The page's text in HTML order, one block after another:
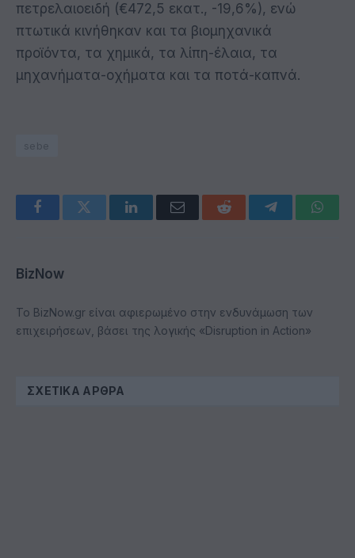
πετρελαιοειδή (€472,5 εκατ., -19,6%), ενώ
πτωτικά κινήθηκαν και τα βιομηχανικά
προϊόντα, τα χημικά, τα λίπη-έλαια, τα
μηχανήματα-οχήματα και τα ποτά-καπνά.
sebe
FacebookTwitter LinkedInEmail Reddit Telegram
BizNow
Το BizNow.gr είναι αφιερωμένο στην ενδυνάμωση των
επιχειρήσεων, βάσει της λογικής «Disruption in Action»
ΣΧΕΤΙΚΆ ΆΡΘΡΑ